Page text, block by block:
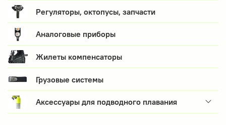
Регуляторы, октопусы, запчасти
Аналоговые приборы
Жилеты компенсаторы
Грузовые системы
Аксессуары для подводного плавания